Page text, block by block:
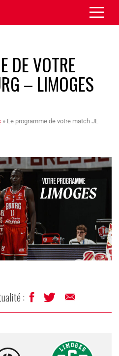
DE VOTRE
– LIMOGES
» Le programme de votre match JL
: